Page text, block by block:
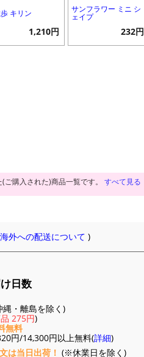
キリン
1,210円
サンフラワー ミニ シ
ェイプ
232円
ご購入された)商品一覧です。 すべて見る
外への配送について )
日数
・離島を除く)
275円)
無料
円/14,300円以上無料(詳細)
は当日出荷！ (※休業日を除く)